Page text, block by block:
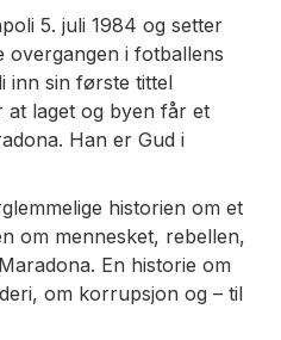
5. juli 1984 og setter
i fotballens
inn sin første tittel
laget og byen får et
Han er Gud i
historien om et
om mennesket, rebellen,
En historie om
om korrupsjon og – til